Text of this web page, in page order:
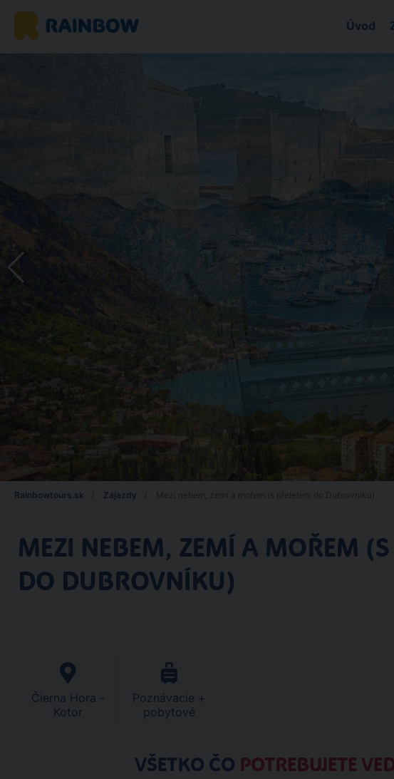
Úvod
Rainbowtours.sk Zájazdy
MEZI NEBEM, ZEMÍ A MOŘEM (S
DO DUBROVNÍKU)
Čierna Hora -
Kotor
Poznávacie +
pobytové
VŠETKO ČO POTREBUJETE